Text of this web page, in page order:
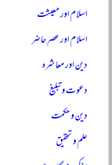
اسلام اور معیشت
اسلام اور عصرِ حاضر
دین اور معاشرہ
دعوت و تبلیغ
دین و حکمت
علم و تحقیق